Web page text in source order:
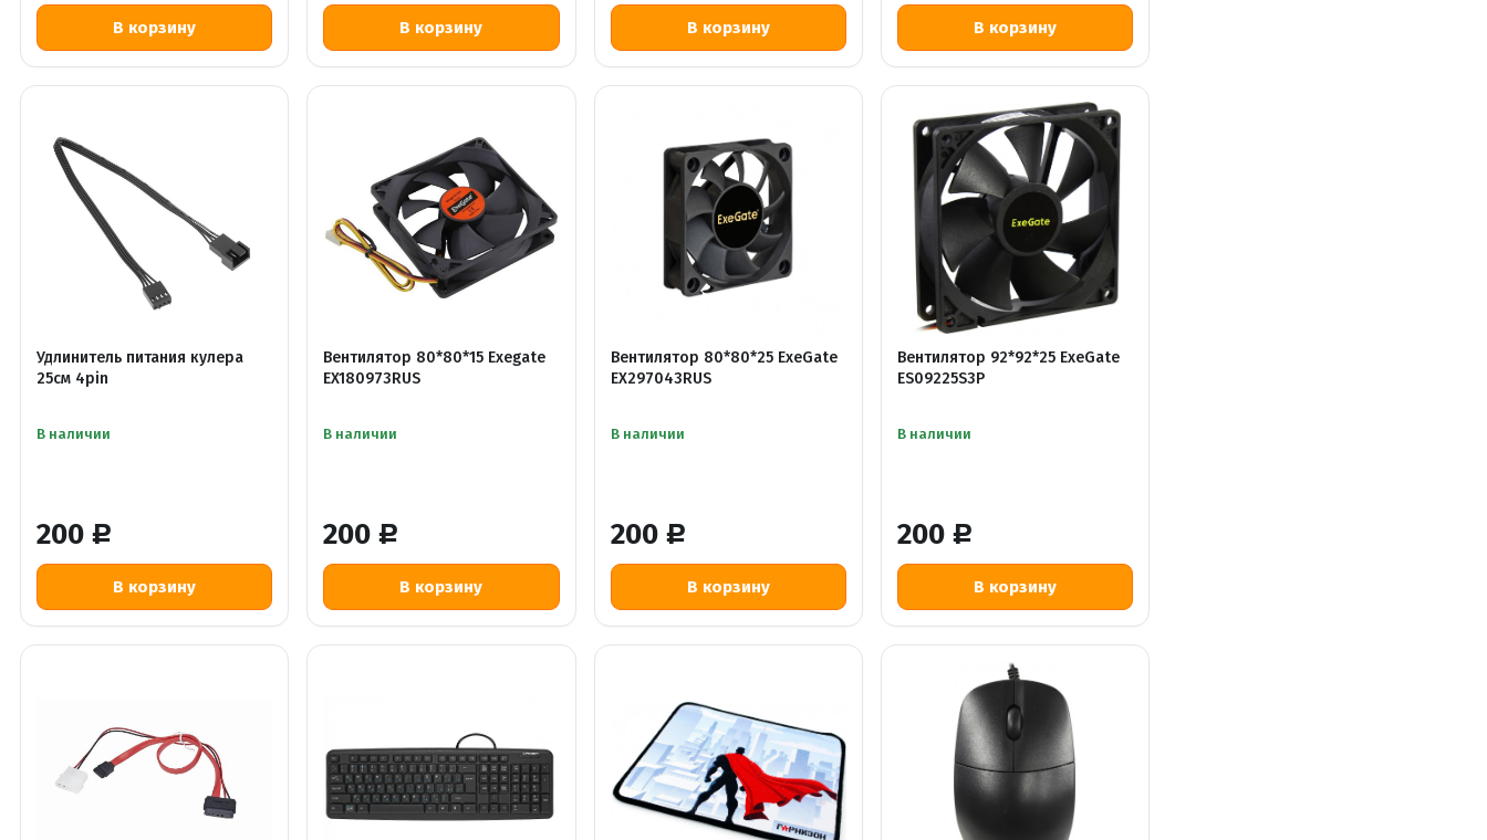
200 Р
Удлинитель питания кулера
25см 4pin
В наличии
200 Р
Вентилятор 80*80*15 Exegate
EX180973RUS
В наличии
200 Р
Вентилятор 80*80*25 ExeGate
EX297043RUS
В наличии
200 Р
Вентилятор 92*92*25 ExeGate
ES09225S3P
В наличии